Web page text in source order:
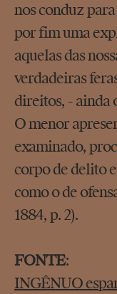
nos conduz
por fim uma
aquelas das
verdadeiras
direitos, - ainda
O menor
examinado,
corpo de delito
como o de
1884, p. 2).
FONTE:
INGÊNUO